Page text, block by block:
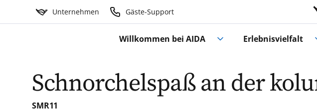
Unternehmen Gäste-Support
Willkommen bei AIDA Erlebnisvielfalt
Schnorchelspaß an der
SMR11